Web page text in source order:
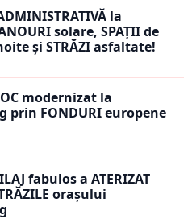
la
solare, SPAȚII de
și STRĂZI asfaltate!
modernizat la
prin FONDURI europene
fabulos a ATERIZAT
orașului